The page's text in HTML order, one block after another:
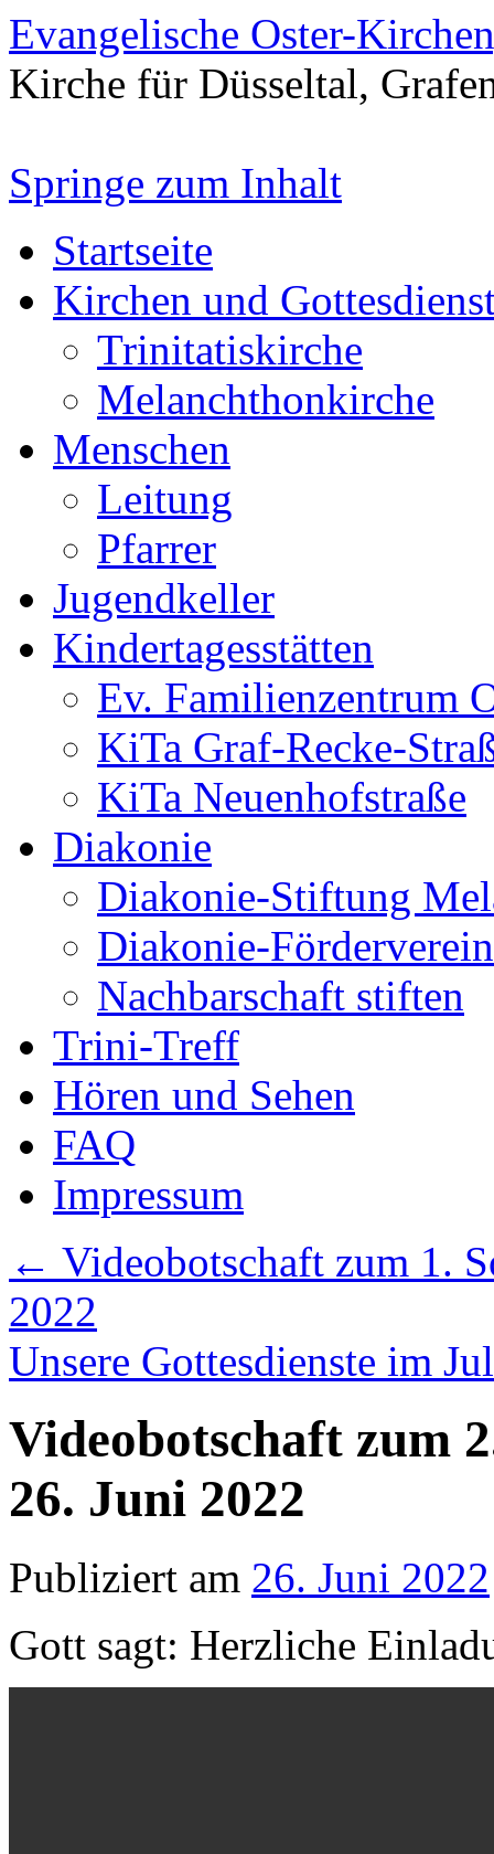
Evangelische Oster-
Kirche für Düsseltal,
Springe zum Inhalt
Startseite
Kirchen und
Trinitatiskirche
Melanchthonkirche
Menschen
Leitung
Pfarrer
Jugendkeller
Kindertagesstätten
Ev. Familienzentrum
KiTa Graf-Recke-
KiTa Neuenhofstraße
Diakonie
Diakonie-Stiftung
Diakonie-
Nachbarschaft stiften
Trini-Treff
Hören und Sehen
FAQ
Impressum
← Videobotschaft zum 1.
2022
Unsere Gottesdienste im
Videobotschaft zum
26. Juni 2022
Publiziert am 26. Juni 2022
Gott sagt: Herzliche